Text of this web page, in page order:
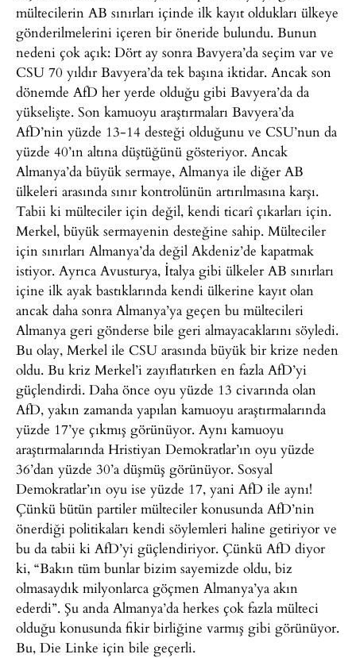
mültecilerin AB sınırları içinde ilk kayıt oldukları ülkeye
gönderilmelerini içeren bir öneride bulundu. Bunun
nedeni çok açık: Dört ay sonra Bavyera’da seçim var ve
CSU 70 yıldır Bavyera’da tek başına iktidar. Ancak son
dönemde AfD her yerde olduğu gibi Bavyera’da da
yükselişte. Son kamuoyu araştırmaları Bavyera’da
AfD’nin yüzde 13-14 desteği olduğunu ve CSU’nun da
yüzde 40’ın altına düştüğünü gösteriyor. Ancak
Almanya’da büyük sermaye, Almanya ile diğer AB
ülkeleri arasında sınır kontrolünün artırılmasına karşı.
Tabii ki mülteciler için değil, kendi ticarî çıkarları için.
Merkel, büyük sermayenin desteğine sahip. Mülteciler
için sınırları Almanya’da değil Akdeniz’de kapatmak
istiyor. Ayrıca Avusturya, İtalya gibi ülkeler AB sınırları
içine ilk ayak bastıklarında kendi ülkerine kayıt olan
ancak daha sonra Almanya’ya geçen bu mültecileri
Almanya geri gönderse bile geri almayacaklarını söyledi.
Bu olay, Merkel ile CSU arasında büyük bir krize neden
oldu. Bu kriz Merkel’i zayıflatırken en fazla AfD’yi
güçlendirdi. Daha önce oyu yüzde 13 civarında olan
AfD, yakın zamanda yapılan kamuoyu araştırmalarında
yüzde 17’ye çıkmış görünüyor. Aynı kamuoyu
araştırmalarında Hristiyan Demokratlar’ın oyu yüzde
36’dan yüzde 30’a düşmüş görünüyor. Sosyal
Demokratlar’ın oyu ise yüzde 17, yani AfD ile aynı!
Çünkü bütün partiler mülteciler konusunda AfD’nin
önerdiği politikaları kendi söylemleri haline getiriyor ve
bu da tabii ki AfD’yi güçlendiriyor. Çünkü AfD diyor
ki, “Bakın tüm bunlar bizim sayemizde oldu, biz
olmasaydık milyonlarca göçmen Almanya’ya akın
ederdi”. Şu anda Almanya’da herkes çok fazla mülteci
olduğu konusunda fikir birliğine varmış gibi görünüyor.
Bu, Die Linke için bile geçerli.